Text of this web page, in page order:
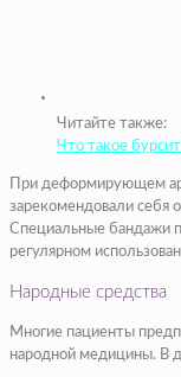
Читайте также:
Что такое
При деформирующем
зарекомендовали себя
Специальные бандажи
регулярном
Народные средства
Многие пациенты
народной медицины. В